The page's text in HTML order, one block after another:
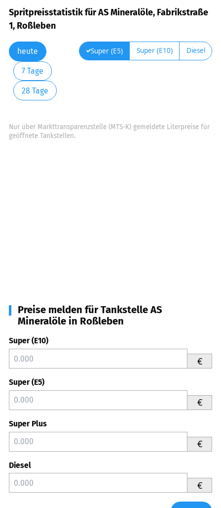
Spritpreisstatistik für AS Mineralöle, Fabrikstraße
1, Roßleben
heute
7 Tage
28 Tage
Super (E5) Super (E10) Diesel
Nur über Markttransparenzstelle (MTS-K) gemeldete Literpreise für
geöffnete Tankstellen.
Preise melden für Tankstelle AS
Mineralöle in Roßleben
Super (E10)
€
Super (E5)
€
Super Plus
€
Diesel
€